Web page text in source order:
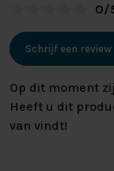
0/
Schrijf een review
Op dit moment
Heeft u dit
van vindt!